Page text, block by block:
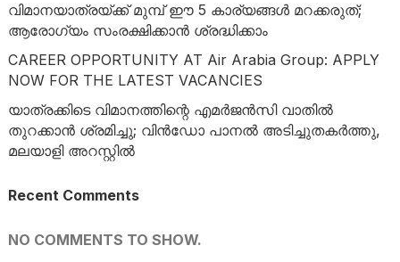
വിമാനയാത്രയ്ക്ക് മുമ്പ് ഈ 5 കാര്യങ്ങൾ മറക്കരുത്;
ആരോഗ്യം സംരക്ഷിക്കാൻ ശ്രദ്ധിക്കാം
CAREER OPPORTUNITY AT Air Arabia Group: APPLY
NOW FOR THE LATEST VACANCIES
യാത്രക്കിടെ വിമാനത്തിന്റെ എമർജൻസി വാതിൽ
തുറക്കാൻ ശ്രമിച്ചു; വിൻഡോ പാനൽ അടിച്ചുതകർത്തു,
മലയാളി അറസ്റ്റിൽ
Recent Comments
NO COMMENTS TO SHOW.